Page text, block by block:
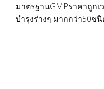
มาตรฐานGMPราคาถูกเ
บำรุงร่างๆ มากกว่า50ช